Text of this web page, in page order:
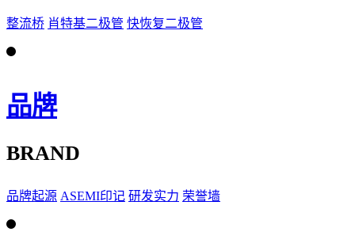
整流桥 肖特基二极管 快恢复二极管
品牌
BRAND
品牌起源 ASEMI印记 研发实力 荣誉墙